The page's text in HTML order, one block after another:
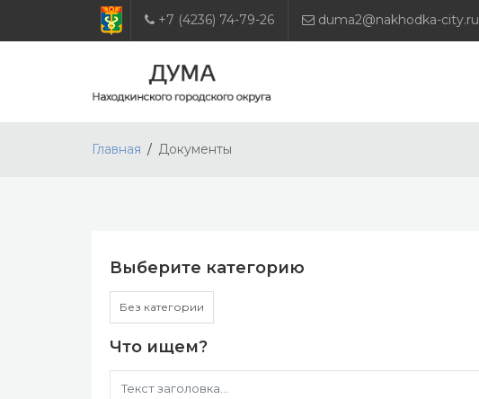
+7 (4236) 74-79-26 duma2@nakhodka-city.ru
Главная Документы
Выберите категорию
Без категории
Что ищем?